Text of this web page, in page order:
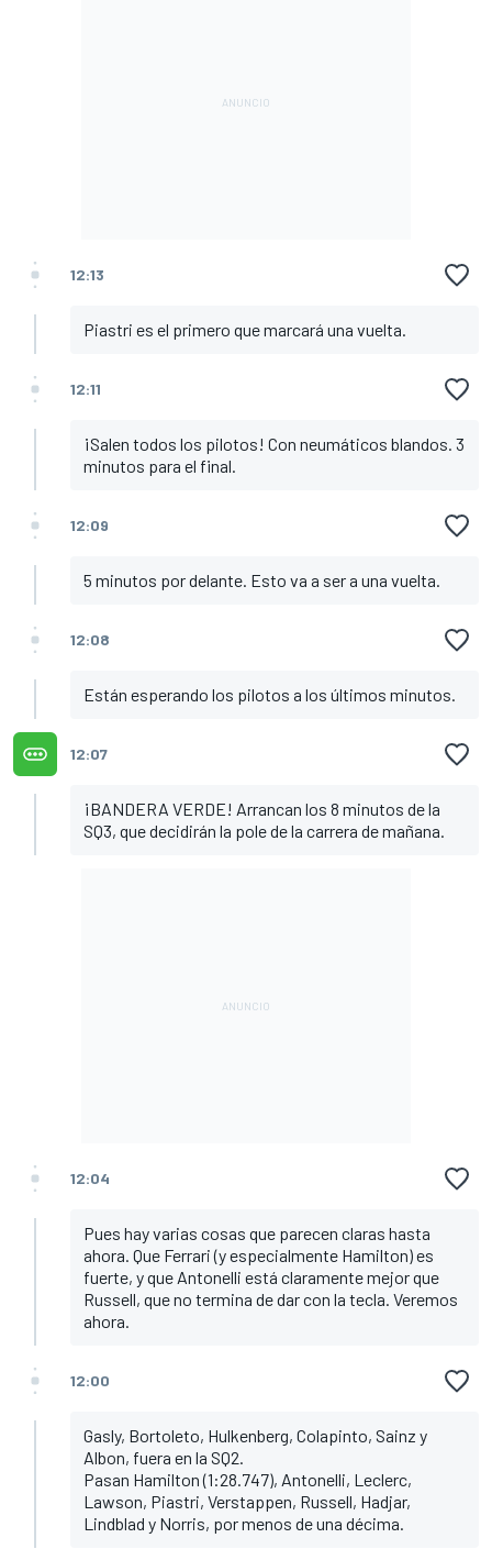
12:13
Piastri es el primero que marcará una vuelta.
12:11
¡Salen todos los pilotos! Con neumáticos blandos. 3
minutos para el final.
12:09
5 minutos por delante. Esto va a ser a una vuelta.
12:08
Están esperando los pilotos a los últimos minutos.
12:07
¡BANDERA VERDE! Arrancan los 8 minutos de la
SQ3, que decidirán la pole de la carrera de mañana.
12:04
Pues hay varias cosas que parecen claras hasta
ahora. Que Ferrari (y especialmente Hamilton) es
fuerte, y que Antonelli está claramente mejor que
Russell, que no termina de dar con la tecla. Veremos
ahora.
12:00
Gasly, Bortoleto, Hulkenberg, Colapinto, Sainz y
Albon, fuera en la SQ2.
Pasan Hamilton (1:28.747), Antonelli, Leclerc,
Lawson, Piastri, Verstappen, Russell, Hadjar,
Lindblad y Norris, por menos de una décima.